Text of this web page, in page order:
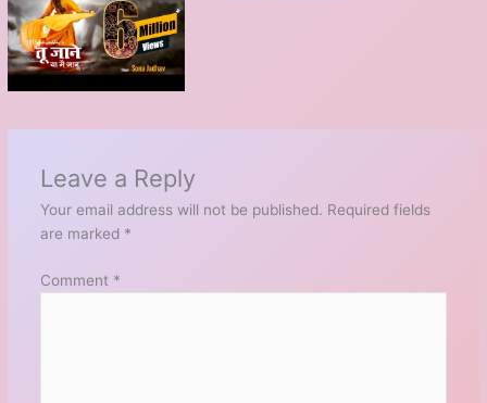
Leave a Reply
Your email address will not be published. Required fields
are marked *
Comment *